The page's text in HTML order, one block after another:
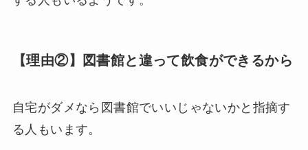
【理由②】図書館と違って飲食ができるから
自宅がダメなら図書館でいいじゃないかと指摘す
る人もいます。